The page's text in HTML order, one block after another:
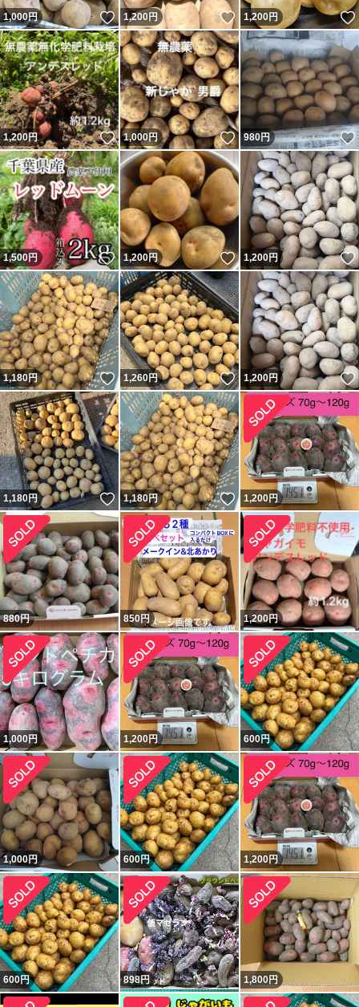
1,000円 いいね！
1,200円 いいね！
1,200円
1,200円 いいね！
1,000 円 いいね！
980円
1,500円 いいね！
1,200円 いいね！
1,200円
1,180円 いいね！
1,260円 いいね！
1,200円
1,180円 いいね！
1,180円 いいね！
1,200円
880円 850円 1,200円
1,000円 1,200円 600円
1,000円 600円 1,200円
600円 898円 1,800円